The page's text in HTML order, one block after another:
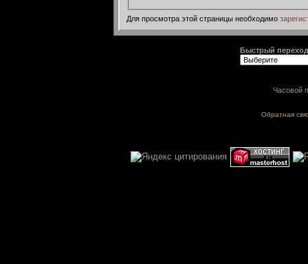
Для просмотра этой страницы необходимо
Быстрый переход
Часовой
Обратная